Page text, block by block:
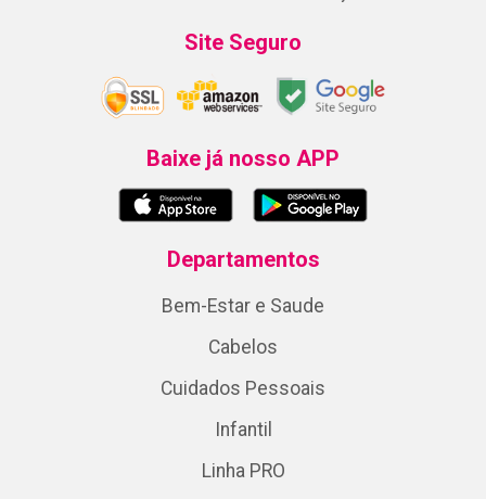
Site Seguro
Baixe já nosso APP
Departamentos
Bem-Estar e Saude
Cabelos
Cuidados Pessoais
Infantil
Linha PRO